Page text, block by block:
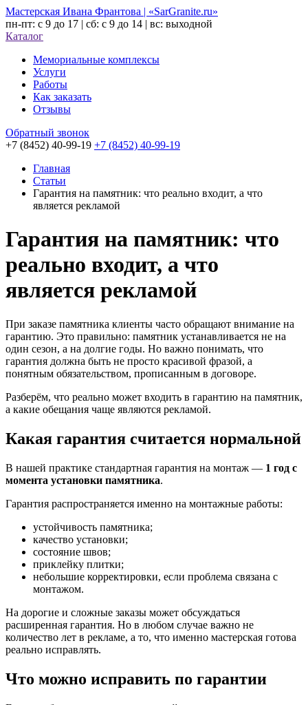
Мастерская Ивана Франтова | «SarGranite.ru»
пн-пт: с 9 до 17 | сб: с 9 до 14 | вс: выходной
Каталог
Мемориальные комплексы
Услуги
Работы
Как заказать
Отзывы
Обратный звонок
+7 (8452) 40-99-19 +7 (8452) 40-99-19
Главная
Статьи
Гарантия на памятник: что реально входит, а что
является рекламой
Гарантия на памятник: что
реально входит, а что
является рекламой
При заказе памятника клиенты часто обращают внимание на
гарантию. Это правильно: памятник устанавливается не на
один сезон, а на долгие годы. Но важно понимать, что
гарантия должна быть не просто красивой фразой, а
понятным обязательством, прописанным в договоре.
Разберём, что реально может входить в гарантию на памятник,
а какие обещания чаще являются рекламой.
Какая гарантия считается нормальной
В нашей практике стандартная гарантия на монтаж — 1 год с
момента установки памятника.
Гарантия распространяется именно на монтажные работы:
устойчивость памятника;
качество установки;
состояние швов;
приклейку плитки;
небольшие корректировки, если проблема связана с
монтажом.
На дорогие и сложные заказы может обсуждаться
расширенная гарантия. Но в любом случае важно не
количество лет в рекламе, а то, что именно мастерская готова
реально исправлять.
Что можно исправить по гарантии